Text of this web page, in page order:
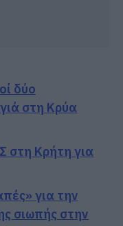
δύο
στη Κρύα
στη Κρήτη για
για την
σιωπής στην